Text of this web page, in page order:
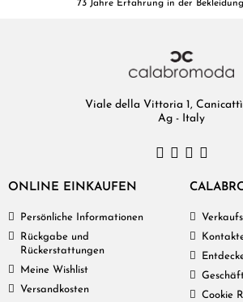
73 Jahre Erfahrung in der
Viale della Vittoria 1,
Ag - Italy
ONLINE EINKAUFEN
Persönliche Informationen
Rückgabe und
Rückerstattungen
Meine Wishlist
Versandkosten
Cookie